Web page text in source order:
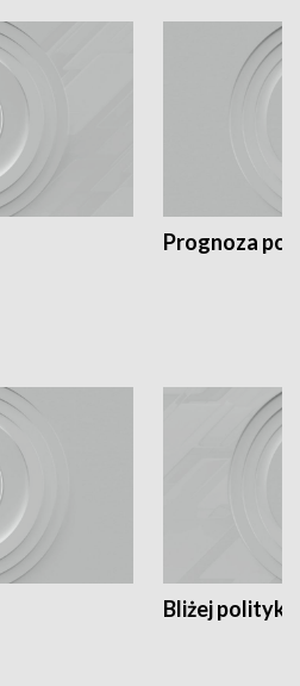
Prognoza
Bliżej polityki